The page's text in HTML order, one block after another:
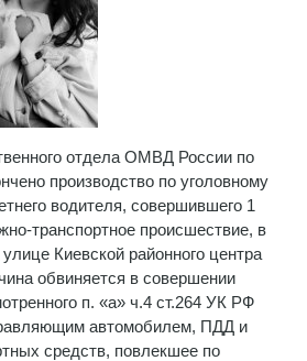
отдела ОМВД России по
производство по уголовному
водителя, совершившего 1
транспортное происшествие, в
улице Киевской районного центра
обвиняется в совершении
п. «а» ч.4 ст.264 УК РФ
автомобилем, ПДД и
средств, повлекшее по